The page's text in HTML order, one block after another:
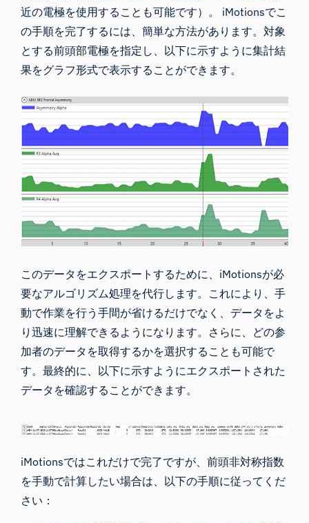
近の電極を使用することも可能です）。 iMotionsでこ
の手順を完了するには、簡単な方法があります。対象
とする前頭部電極を指定し、以下に示すように集計結
果をグラフ形式で表示することができます。
このデータをエクスポートするために、iMotionsが必
要なアルゴリズム処理を代行します。これにより、手
動で作業を行う手間が省けるだけでなく、データをよ
り迅速に理解できるようになります。さらに、どの参
加者のデータを取得するかを選択することも可能で
す。最終的に、以下に示すようにエクスポートされた
データを確認することができます。
iMotionsではこれだけで完了ですが、前頭非対称指数
を手動で計算したい場合は、以下の手順に従ってくだ
さい：